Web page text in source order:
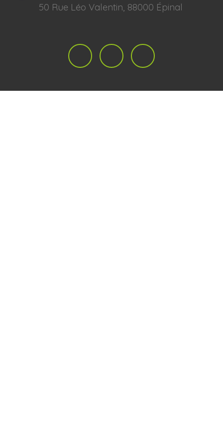
50 Rue Léo Valentin, 88000 Épinal